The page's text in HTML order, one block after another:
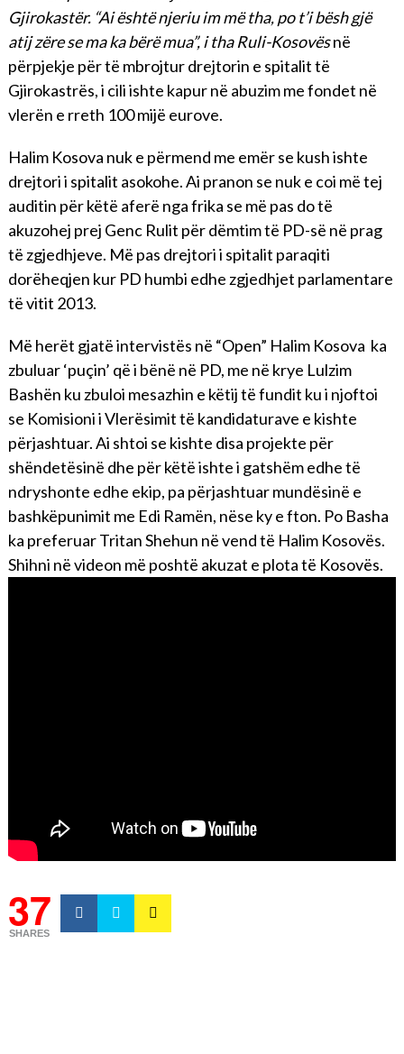
Gjirokastër. “Ai është njeriu im më tha, po t’i bësh gjë
atij zëre se ma ka bërë mua”, i tha Ruli-Kosovësnë
përpjekje për të mbrojtur drejtorin e spitalit të
Gjirokastrës, i cili ishte kapur në abuzim me fondet në
vlerën e rreth 100 mijë eurove.
Halim Kosova nuk e përmend me emër se kush ishte
drejtori i spitalit asokohe. Ai pranon se nuk e coi më tej
auditin për këtë aferë nga frika se më pas do të
akuzohej prej Genc Rulit për dëmtim të PD-së në prag
të zgjedhjeve. Më pas drejtori i spitalit paraqiti
dorëheqjen kur PD humbi edhe zgjedhjet parlamentare
të vitit 2013.
Më herët gjatë intervistës në “Open” Halim Kosova ka
zbuluar ‘puçin’ që i bënë në PD, me në krye Lulzim
Bashën ku zbuloi mesazhin e këtij të fundit ku i njoftoi
se Komisioni i Vlerësimit të kandidaturave e kishte
përjashtuar. Ai shtoi se kishte disa projekte për
shëndetësinë dhe për këtë ishte i gatshëm edhe të
ndryshonte edhe ekip, pa përjashtuar mundësinë e
bashkëpunimit me Edi Ramën, nëse ky e fton. Po Basha
ka preferuar Tritan Shehun në vend të Halim Kosovës.
Shihni në videon më poshtë akuzat e plota të Kosovës.
37
SHARES